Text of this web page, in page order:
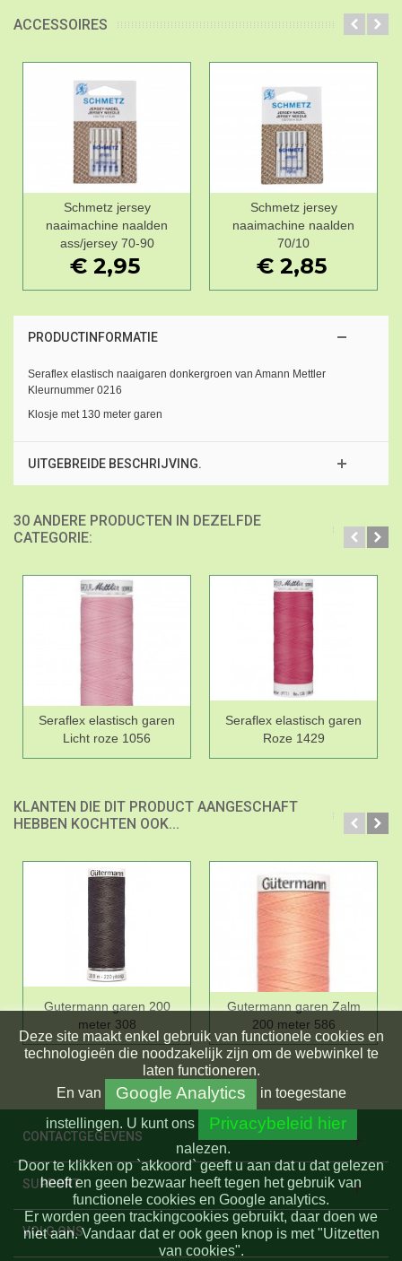
ACCESSOIRES
Schmetz jersey
naaimachine naalden
ass/jersey 70-90
€ 2,95
Schmetz jersey
naaimachine naalden
70/10
€ 2,85
PRODUCTINFORMATIE
Seraflex elastisch naaigaren donkergroen van Amann Mettler
Kleurnummer 0216
Klosje met 130 meter garen
UITGEBREIDE BESCHRIJVING.
30 ANDERE PRODUCTEN IN DEZELFDE
CATEGORIE:
Seraflex elastisch garen
Licht roze 1056
Seraflex elastisch garen
Roze 1429
KLANTEN DIE DIT PRODUCT AANGESCHAFT
HEBBEN KOCHTEN OOK...
Gutermann garen 200
meter 308
Gutermann garen Zalm
200 meter 586
CONTACTGEGEVENS
SUPPORT
VOLG ONS
Deze site maakt enkel gebruik van functionele cookies en
technologieën die noodzakelijk zijn om de webwinkel te
laten functioneren.
En van Google Analytics
in toegestane
instellingen. U kunt ons Privacybeleid hier
nalezen.
Door te klikken op `akkoord` geeft u aan dat u dat gelezen
heeft en geen bezwaar heeft tegen het gebruik van
functionele cookies en Google analytics.
Er worden geen trackingcookies gebruikt, daar doen we
niet aan. Vandaar dat er ook geen knop is met "Uitzetten
van cookies".